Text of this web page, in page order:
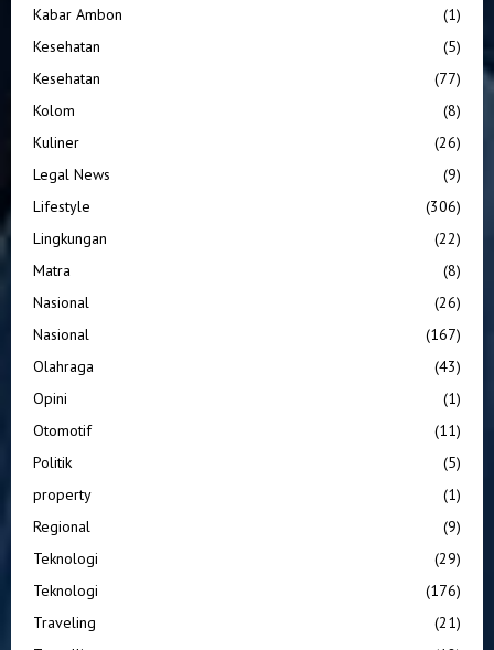
Kabar Ambon
(1)
Kesehatan
(5)
Kesehatan
(77)
Kolom
(8)
Kuliner
(26)
Legal News
(9)
Lifestyle
(306)
Lingkungan
(22)
Matra
(8)
Nasional
(26)
Nasional
(167)
Olahraga
(43)
Opini
(1)
Otomotif
(11)
Politik
(5)
property
(1)
Regional
(9)
Teknologi
(29)
Teknologi
(176)
Traveling
(21)